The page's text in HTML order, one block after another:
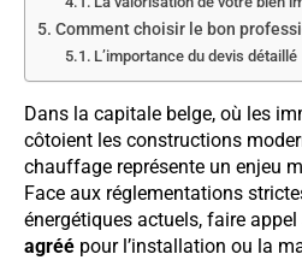
Comment choisir le bon
L’importance du devis détaillé
Dans la capitale belge, où les
côtoient les constructions
chauffage représente un enjeu
Face aux réglementations
énergétiques actuels, faire appel
agréé pour l’installation ou la